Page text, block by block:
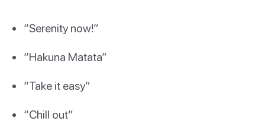
“Serenity now!”
“Hakuna Matata”
“Take it easy”
“Chill out”